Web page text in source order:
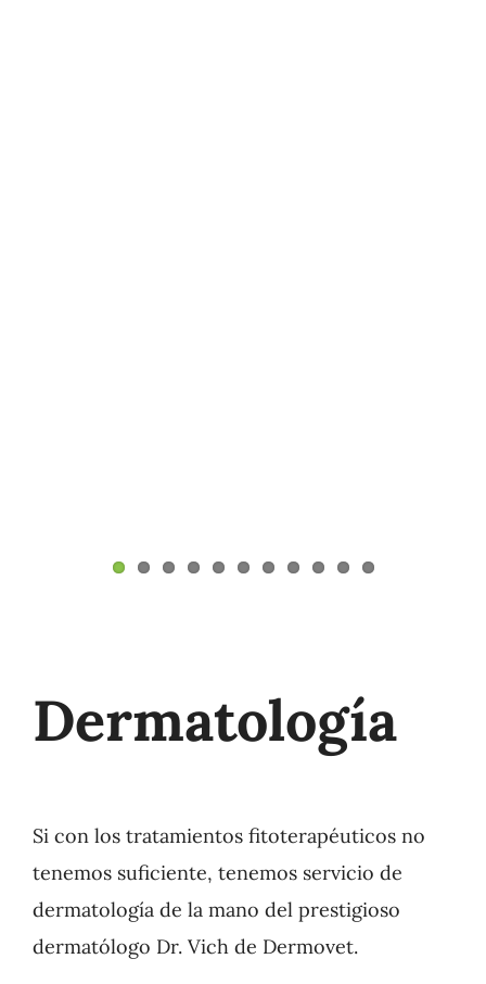
Dermatología
Si con los tratamientos fitoterapéuticos no
tenemos suficiente, tenemos servicio de
dermatología de la mano del prestigioso
dermatólogo Dr. Vich de Dermovet.